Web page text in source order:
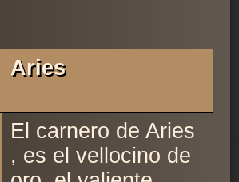
Aries
El carnero de Aries
, es el vellocino de